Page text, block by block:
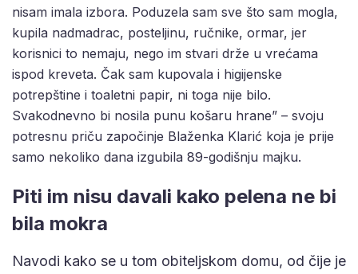
nisam imala izbora. Poduzela sam sve što sam mogla,
kupila nadmadrac, posteljinu, ručnike, ormar, jer
korisnici to nemaju, nego im stvari drže u vrećama
ispod kreveta. Čak sam kupovala i higijenske
potrepštine i toaletni papir, ni toga nije bilo.
Svakodnevno bi nosila punu košaru hrane” – svoju
potresnu priču započinje Blaženka Klarić koja je prije
samo nekoliko dana izgubila 89-godišnju majku.
Piti im nisu davali kako pelena ne bi
bila mokra
Navodi kako se u tom obiteljskom domu, od čije je